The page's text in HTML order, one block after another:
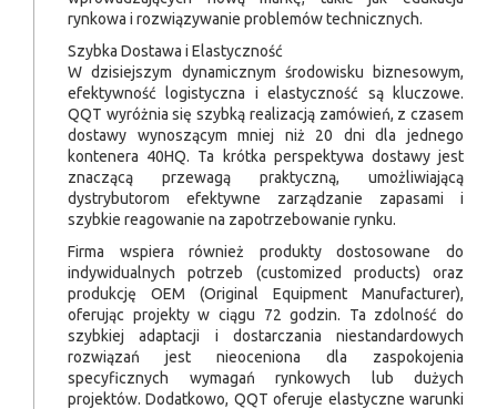
rynkowa i rozwiązywanie problemów technicznych.
Szybka Dostawa i Elastyczność
W dzisiejszym dynamicznym środowisku biznesowym,
efektywność logistyczna i elastyczność są kluczowe.
QQT wyróżnia się szybką realizacją zamówień, z czasem
dostawy wynoszącym mniej niż 20 dni dla jednego
kontenera 40HQ. Ta krótka perspektywa dostawy jest
znaczącą przewagą praktyczną, umożliwiającą
dystrybutorom efektywne zarządzanie zapasami i
szybkie reagowanie na zapotrzebowanie rynku.
Firma wspiera również produkty dostosowane do
indywidualnych potrzeb (customized products) oraz
produkcję OEM (Original Equipment Manufacturer),
oferując projekty w ciągu 72 godzin. Ta zdolność do
szybkiej adaptacji i dostarczania niestandardowych
rozwiązań jest nieoceniona dla zaspokojenia
specyficznych wymagań rynkowych lub dużych
projektów. Dodatkowo, QQT oferuje elastyczne warunki